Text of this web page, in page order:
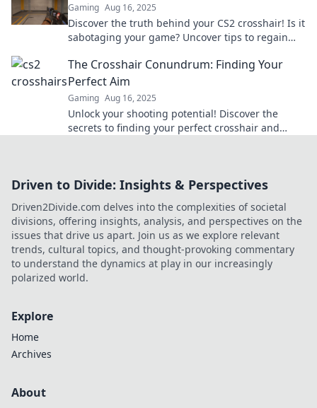
Gaming Aug 16, 2025
Discover the truth behind your CS2 crosshair! Is it
sabotaging your game? Uncover tips to regain
The Crosshair Conundrum: Finding Your
Perfect Aim
Gaming Aug 16, 2025
Unlock your shooting potential! Discover the
secrets to finding your perfect crosshair and
Driven to Divide: Insights & Perspectives
Driven2Divide.com delves into the complexities of societal
divisions, offering insights, analysis, and perspectives on the
issues that drive us apart. Join us as we explore relevant
trends, cultural topics, and thought-provoking commentary
to understand the dynamics at play in our increasingly
polarized world.
Explore
Home
Archives
About